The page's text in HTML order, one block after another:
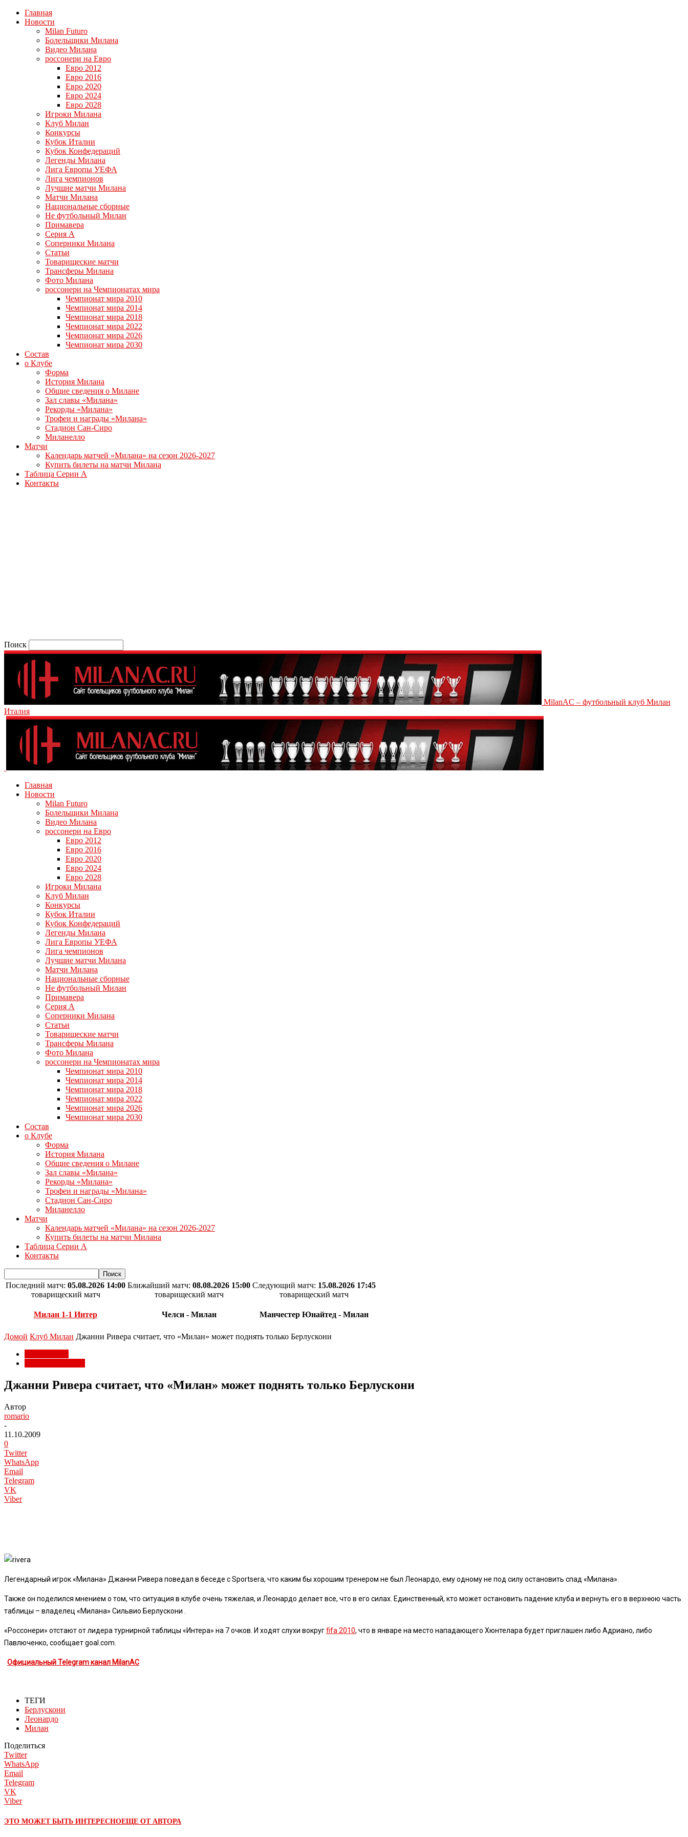
Главная
Новости
Milan Futuro
Болельщики Милана
Видео Милана
россонери на Евро
Евро 2012
Евро 2016
Евро 2020
Евро 2024
Евро 2028
Игроки Милана
Клуб Милан
Конкурсы
Кубок Италии
Кубок Конфедераций
Легенды Милана
Лига Европы УЕФА
Лига чемпионов
Лучшие матчи Милана
Матчи Милана
Национальные сборные
Не футбольный Милан
Примавера
Серия А
Соперники Милана
Статьи
Товарищеские матчи
Трансферы Милана
Фото Милана
россонери на Чемпионатах мира
Чемпионат мира 2010
Чемпионат мира 2014
Чемпионат мира 2018
Чемпионат мира 2022
Чемпионат мира 2026
Чемпионат мира 2030
Состав
о Клубе
Форма
История Милана
Общие сведения о Милане
Зал славы «Милана»
Рекорды «Милана»
Трофеи и награды «Милана»
Стадион Сан-Сиро
Миланелло
Матчи
Календарь матчей «Милана» на сезон 2026-2027
Купить билеты на матчи Милана
Таблица Серии А
Контакты
Поиск
MilanAC – футбольный клуб Милан
Италия
Главная
Новости
Milan Futuro
Болельщики Милана
Видео Милана
россонери на Евро
Евро 2012
Евро 2016
Евро 2020
Евро 2024
Евро 2028
Игроки Милана
Клуб Милан
Конкурсы
Кубок Италии
Кубок Конфедераций
Легенды Милана
Лига Европы УЕФА
Лига чемпионов
Лучшие матчи Милана
Матчи Милана
Национальные сборные
Не футбольный Милан
Примавера
Серия А
Соперники Милана
Статьи
Товарищеские матчи
Трансферы Милана
Фото Милана
россонери на Чемпионатах мира
Чемпионат мира 2010
Чемпионат мира 2014
Чемпионат мира 2018
Чемпионат мира 2022
Чемпионат мира 2026
Чемпионат мира 2030
Состав
о Клубе
Форма
История Милана
Общие сведения о Милане
Зал славы «Милана»
Рекорды «Милана»
Трофеи и награды «Милана»
Стадион Сан-Сиро
Миланелло
Матчи
Календарь матчей «Милана» на сезон 2026-2027
Купить билеты на матчи Милана
Таблица Серии А
Контакты
Последний матч: 05.08.2026 14:00
товарищеский матч
Милан 1-1 Интер
Ближайший матч: 08.08.2026 15:00
товарищеский матч
Челси - Милан
Следующий матч: 15.08.2026 17:45
товарищеский матч
Манчестер Юнайтед - Милан
Домой Клуб Милан Джанни Ривера считает, что «Милан» может поднять только Берлускони
Джанни Ривера считает, что «Милан» может поднять только Берлускони
Автор
romario
-
11.10.2009
0
Twitter
WhatsApp
Email
Telegram
VK
Viber
Легендарный игрок «Милана» Джанни Ривера поведал в беседе с Sportsera, что каким бы хорошим тренером не был Леонардо, ему одному не под силу остановить спад «Милана».
Также он поделился мнением о том, что ситуация в клубе очень тяжелая, и Леонардо делает все, что в его силах. Единственный, кто может остановить падение клуба и вернуть его в верхнюю часть
таблицы – владелец «Милана» Сильвио Берлускони .
«Россонери» отстают от лидера турнирной таблицы «Интера» на 7 очков. И ходят слухи вокругfifa 2010, что в январе на место нападающего Хюнтелара будет приглашен либо Адриано, либо
Павлюченко, сообщает goal.com.
Официальный Telegram канал MilanAC
ТЕГИ
Берлускони
Леонардо
Милан
Поделиться
Twitter
WhatsApp
Email
Telegram
VK
Viber
ЭТО МОЖЕТ БЫТЬ ИНТЕРЕСНОЕЩЕ ОТ АВТОРА